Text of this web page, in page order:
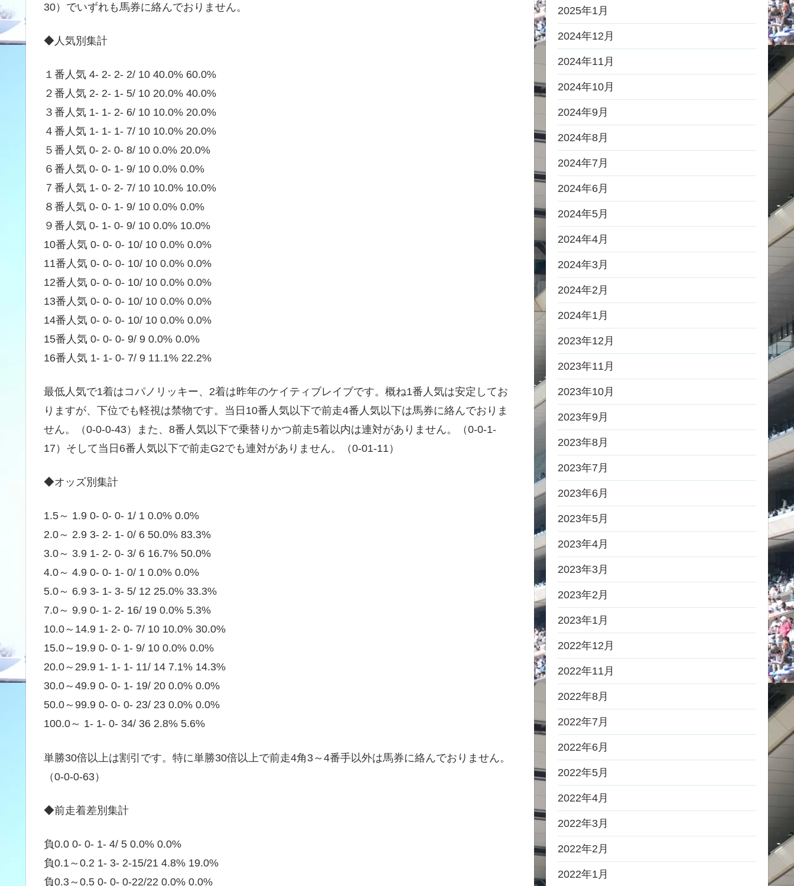
30）でいずれも馬券に絡んでおりません。
◆人気別集計
１番人気 4- 2- 2- 2/ 10 40.0% 60.0%
２番人気 2- 2- 1- 5/ 10 20.0% 40.0%
３番人気 1- 1- 2- 6/ 10 10.0% 20.0%
４番人気 1- 1- 1- 7/ 10 10.0% 20.0%
５番人気 0- 2- 0- 8/ 10 0.0% 20.0%
６番人気 0- 0- 1- 9/ 10 0.0% 0.0%
７番人気 1- 0- 2- 7/ 10 10.0% 10.0%
８番人気 0- 0- 1- 9/ 10 0.0% 0.0%
９番人気 0- 1- 0- 9/ 10 0.0% 10.0%
10番人気 0- 0- 0- 10/ 10 0.0% 0.0%
11番人気 0- 0- 0- 10/ 10 0.0% 0.0%
12番人気 0- 0- 0- 10/ 10 0.0% 0.0%
13番人気 0- 0- 0- 10/ 10 0.0% 0.0%
14番人気 0- 0- 0- 10/ 10 0.0% 0.0%
15番人気 0- 0- 0- 9/ 9 0.0% 0.0%
16番人気 1- 1- 0- 7/ 9 11.1% 22.2%
最低人気で1着はコパノリッキー、2着は昨年のケイティブレイブです。概ね1番人気は安定してお
りますが、下位でも軽視は禁物です。当日10番人気以下で前走4番人気以下は馬券に絡んでおりま
せん。（0-0-0-43）また、8番人気以下で乗替りかつ前走5着以内は連対がありません。（0-0-1-
17）そして当日6番人気以下で前走G2でも連対がありません。（0-01-11）
◆オッズ別集計
1.5～ 1.9 0- 0- 0- 1/ 1 0.0% 0.0%
2.0～ 2.9 3- 2- 1- 0/ 6 50.0% 83.3%
3.0～ 3.9 1- 2- 0- 3/ 6 16.7% 50.0%
4.0～ 4.9 0- 0- 1- 0/ 1 0.0% 0.0%
5.0～ 6.9 3- 1- 3- 5/ 12 25.0% 33.3%
7.0～ 9.9 0- 1- 2- 16/ 19 0.0% 5.3%
10.0～14.9 1- 2- 0- 7/ 10 10.0% 30.0%
15.0～19.9 0- 0- 1- 9/ 10 0.0% 0.0%
20.0～29.9 1- 1- 1- 11/ 14 7.1% 14.3%
30.0～49.9 0- 0- 1- 19/ 20 0.0% 0.0%
50.0～99.9 0- 0- 0- 23/ 23 0.0% 0.0%
100.0～ 1- 1- 0- 34/ 36 2.8% 5.6%
単勝30倍以上は割引です。特に単勝30倍以上で前走4角3～4番手以外は馬券に絡んでおりません。
（0-0-0-63）
◆前走着差別集計
負0.0 0- 0- 1- 4/ 5 0.0% 0.0%
負0.1～0.2 1- 3- 2-15/21 4.8% 19.0%
負0.3～0.5 0- 0- 0-22/22 0.0% 0.0%
2025年1月
2024年12月
2024年11月
2024年10月
2024年9月
2024年8月
2024年7月
2024年6月
2024年5月
2024年4月
2024年3月
2024年2月
2024年1月
2023年12月
2023年11月
2023年10月
2023年9月
2023年8月
2023年7月
2023年6月
2023年5月
2023年4月
2023年3月
2023年2月
2023年1月
2022年12月
2022年11月
2022年8月
2022年7月
2022年6月
2022年5月
2022年4月
2022年3月
2022年2月
2022年1月